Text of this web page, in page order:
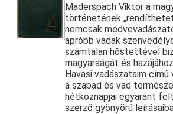
Maderspach Viktor a
történetének
nemcsak
apróbb vadak
számtalan hőstettével
magyarságát és
Havasi vadászataim című
a szabad és vad
hétköznapjai egyaránt
szerző gyönyörű